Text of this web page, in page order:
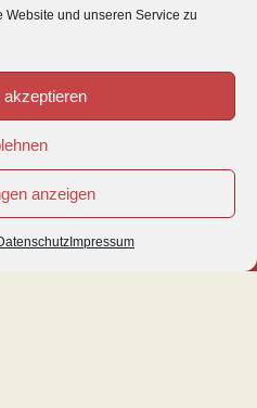
und unseren Service zu
anzeigen
Impressum
Notdienst unter Tel: 0180-